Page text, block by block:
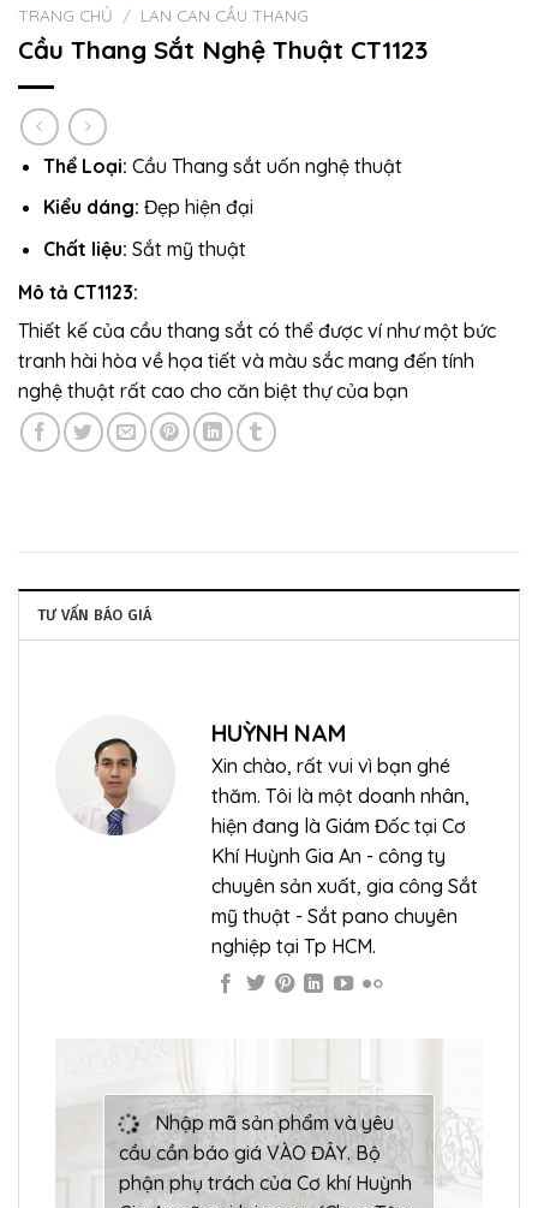
TRANG CHỦ / LAN CAN CẦU THANG
Cầu Thang Sắt Nghệ Thuật CT1123
Thể Loại: Cầu Thang sắt uốn nghệ thuật
Kiểu dáng: Đẹp hiện đại
Chất liệu: Sắt mỹ thuật
Mô tả CT1123:
Thiết kế của cầu thang sắt có thể được ví như một bức
tranh hài hòa về họa tiết và màu sắc mang đến tính
nghệ thuật rất cao cho căn biệt thự của bạn
TƯ VẤN BÁO GIÁ
HUỲNH NAM
Xin chào, rất vui vì bạn ghé
thăm. Tôi là một doanh nhân,
hiện đang là Giám Đốc tại Cơ
Khí Huỳnh Gia An - công ty
chuyên sản xuất, gia công Sắt
mỹ thuật - Sắt pano chuyên
nghiệp tại Tp HCM.